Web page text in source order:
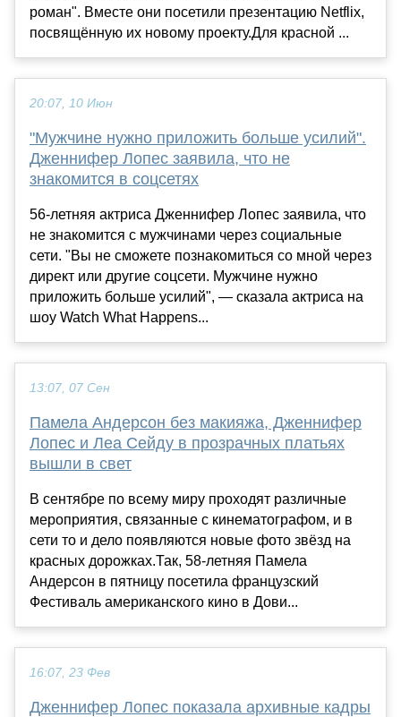
роман". Вместе они посетили презентацию Netflix,
посвящённую их новому проекту.Для красной ...
20:07, 10 Июн
"Мужчине нужно приложить больше усилий".
Дженнифер Лопес заявила, что не
знакомится в соцсетях
56-летняя актриса Дженнифер Лопес заявила, что
не знакомится с мужчинами через социальные
сети. "Вы не сможете познакомиться со мной через
директ или другие соцсети. Мужчине нужно
приложить больше усилий", — сказала актриса на
шоу Watch What Happens...
13:07, 07 Сен
Памела Андерсон без макияжа, Дженнифер
Лопес и Леа Сейду в прозрачных платьях
вышли в свет
В сентябре по всему миру проходят различные
мероприятия, связанные с кинематографом, и в
сети то и дело появляются новые фото звёзд на
красных дорожках.Так, 58-летняя Памела
Андерсон в пятницу посетила французский
Фестиваль американского кино в Дови...
16:07, 23 Фев
Дженнифер Лопес показала архивные кадры